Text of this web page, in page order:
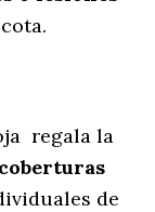
regala la
de